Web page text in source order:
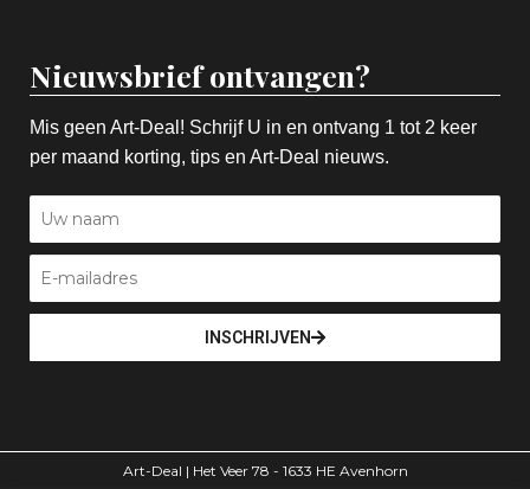
Nieuwsbrief ontvangen?
Mis geen Art-Deal! Schrijf U in en ontvang 1 tot 2 keer
per maand korting, tips en Art-Deal nieuws.
INSCHRIJVEN
Art-Deal | Het Veer 78 - 1633 HE Avenhorn